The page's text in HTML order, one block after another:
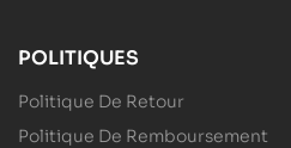
POLITIQUES
Politique De Retour
Politique De Remboursement